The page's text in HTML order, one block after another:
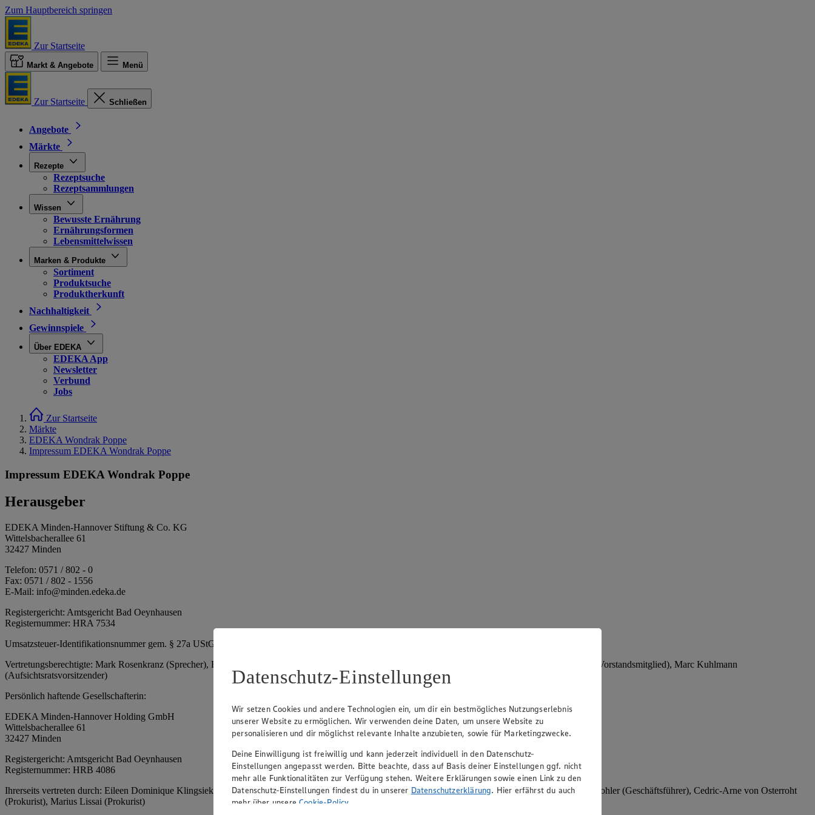
Zum Hauptbereich springen
Zur Startseite
Markt & Angebote Menü
Zur Startseite Schließen
Angebote
Märkte
Rezepte
Rezeptsuche
Rezeptsammlungen
Wissen
Bewusste Ernährung
Ernährungsformen
Lebensmittelwissen
Marken & Produkte
Sortiment
Produktsuche
Produktherkunft
Nachhaltigkeit
Gewinnspiele
Über EDEKA
EDEKA App
Newsletter
Verbund
Jobs
Zur Startseite
Märkte
EDEKA Wondrak Poppe
Impressum EDEKA Wondrak Poppe
Impressum EDEKA Wondrak Poppe
Herausgeber
EDEKA Minden-Hannover Stiftung & Co. KG
Wittelsbacherallee 61
32427 Minden
Telefon: 0571 / 802 - 0
Fax: 0571 / 802 - 1556
E-Mail: info@minden.edeka.de
Registergericht: Amtsgericht Bad Oeynhausen
Registernummer: HRA 7534
Umsatzsteuer-Identifikationsnummer gem. § 27a UStG: DE 266067317
Vertretungsberechtigte: Mark Rosenkranz (Sprecher), Eileen Dominique Klingsiek (Vorstandsmitglied), Ulf-U. Plath (Vorstandsmitglied), Stephan Wohler (Vorstandsmitglied), Marc Kuhlmann
(Aufsichtsratsvorsitzender)
Persönlich haftende Gesellschafterin:
EDEKA Minden-Hannover Holding GmbH
Wittelsbacherallee 61
32427 Minden
Registergericht: Amtsgericht Bad Oeynhausen
Registernummer: HRB 4086
Ihrerseits vertreten durch: Eileen Dominique Klingsiek (Geschäftsführerin), Mark Rosenkranz (Geschäftsführer), Ulf-U. Plath (Geschäftsführer), Stephan Wohler (Geschäftsführer), Cedric-Arne von Osterroht
(Prokurist), Marius Lissai (Prokurist)
Datenschutz-Einstellungen
Wir setzen Cookies und andere Technologien ein, um dir ein bestmögliches Nutzungserlebnis
unserer Website zu ermöglichen. Wir verwenden deine Daten, um unsere Website zu
personalisieren und dir möglichst relevante Inhalte anzubieten, sowie für Marketingzwecke.
Deine Einwilligung ist freiwillig und kann jederzeit individuell in den Datenschutz-
Einstellungen angepasst werden. Bitte beachte, dass auf Basis deiner Einstellungen ggf. nicht
mehr alle Funktionalitäten zur Verfügung stehen. Weitere Erklärungen sowie einen Link zu den
Datenschutz-Einstellungen findest du in unserer Datenschutzerklärung. Hier erfährst du auch
mehr über unsereCookie-Policy.